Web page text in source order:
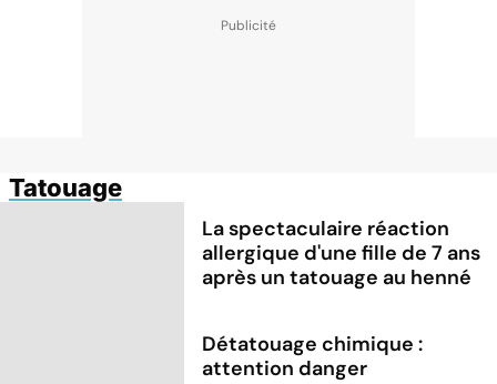
Tatouage
La spectaculaire réaction
allergique d'une fille de 7 ans
après un tatouage au henné
Détatouage chimique :
attention danger